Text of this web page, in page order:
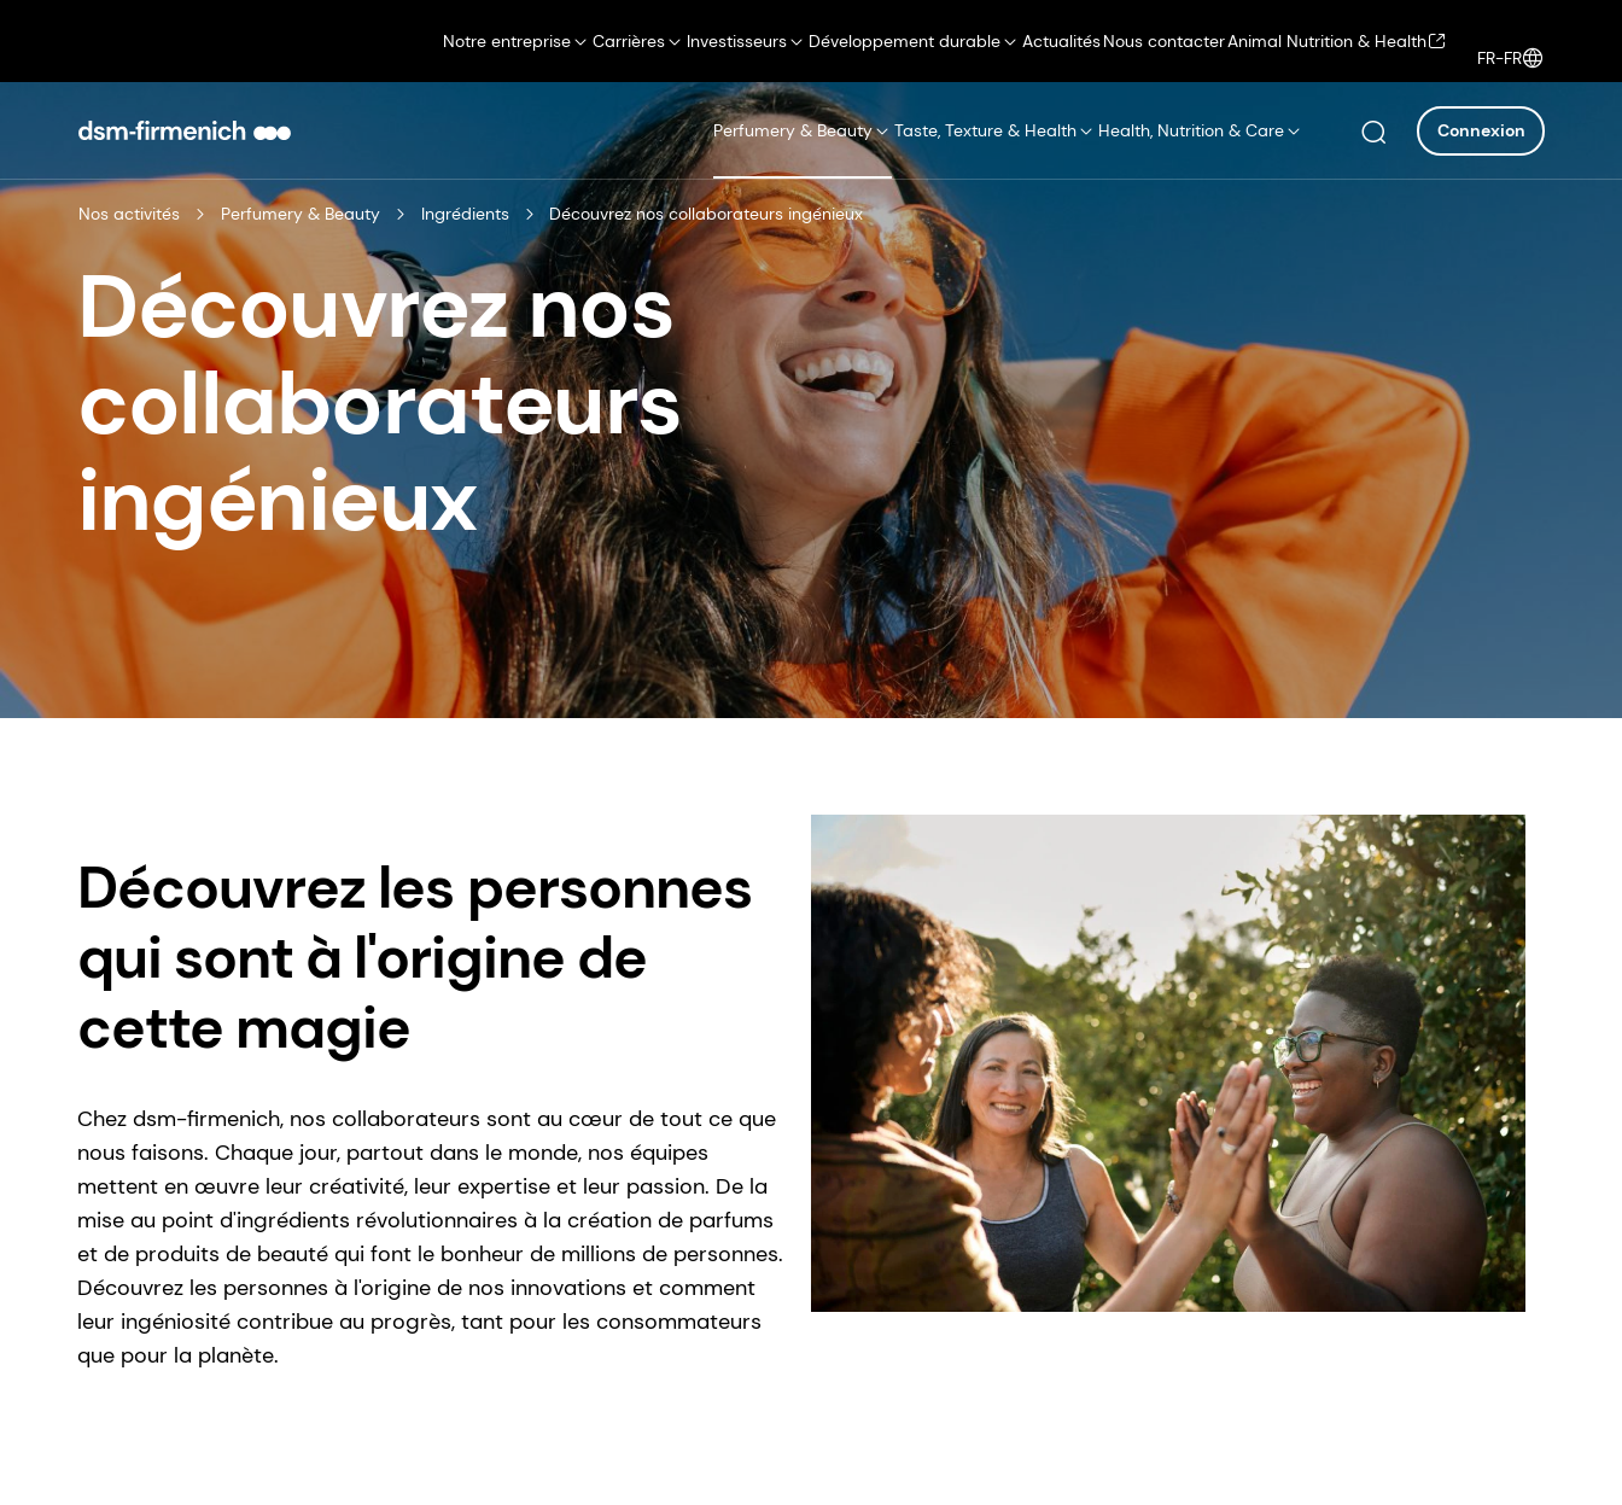
Notre entreprise Carrières Investisseurs Développement durable ActualitésNous contacterAnimal Nutrition & Health
FR-FR
Perfumery & Beauty Taste, Texture & Health Health, Nutrition & Care Connexion
Nos activités Perfumery & Beauty Ingrédients Découvrez nos collaborateurs ingénieux
Découvrez nos
collaborateurs
ingénieux
Découvrez les personnes
qui sont à l'origine de
cette magie
Chez dsm-firmenich, nos collaborateurs sont au cœur de tout ce que
nous faisons. Chaque jour, partout dans le monde, nos équipes
mettent en œuvre leur créativité, leur expertise et leur passion. De la
mise au point d'ingrédients révolutionnaires à la création de parfums
et de produits de beauté qui font le bonheur de millions de personnes.
Découvrez les personnes à l'origine de nos innovations et comment
leur ingéniosité contribue au progrès, tant pour les consommateurs
que pour la planète.